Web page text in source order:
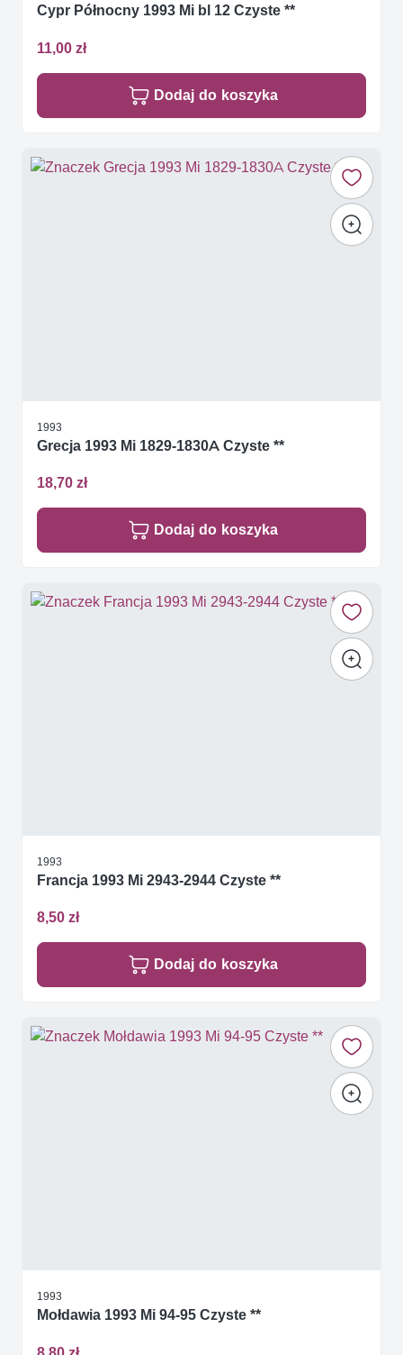
Cypr Północny 1993 Mi bl 12 Czyste **
11,00 zł
Dodaj do koszyka
1993
Grecja 1993 Mi 1829-1830A Czyste **
18,70 zł
Dodaj do koszyka
1993
Francja 1993 Mi 2943-2944 Czyste **
8,50 zł
Dodaj do koszyka
1993
Mołdawia 1993 Mi 94-95 Czyste **